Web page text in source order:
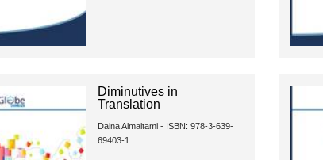
Diminutives in
Translation
Daina Almaitami - ISBN: 978-3-639-
69403-1